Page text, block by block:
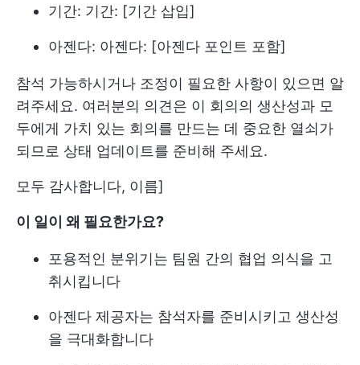
기간: 기간: [기간 삽입]
아젠다: 아젠다: [아젠다 포인트 포함]
참석 가능하시거나 조정이 필요한 사항이 있으면 알
려주세요. 여러분의 의견은 이 회의의 생산성과 모
두에게 가치 있는 회의를 만드는 데 중요한 열쇠가
되므로 상태 업데이트를 준비해 주세요.
모두 감사합니다, 이름]
이 일이 왜 필요한가요?
포용적인 분위기는 팀원 간의 협업 의식을 고
취시킵니다
아젠다 제공자는 참석자를 준비시키고 생산성
을 극대화합니다